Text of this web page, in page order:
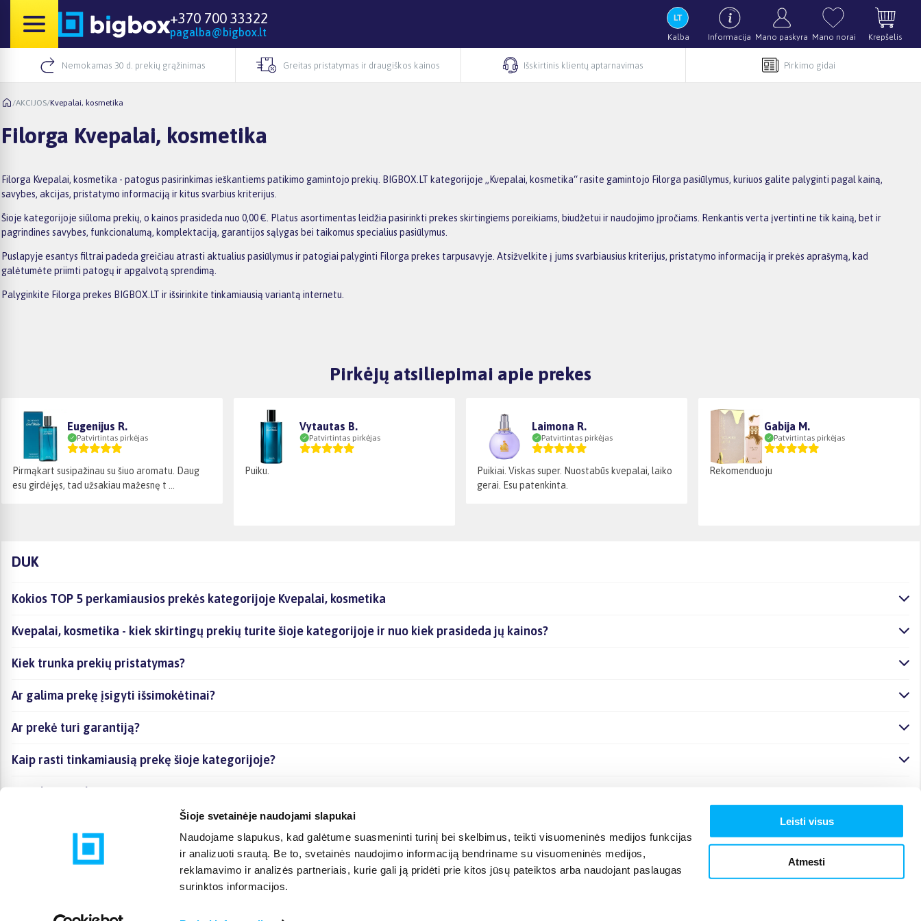
Šioje svetainėje naudojami slapukai
Naudojame slapukus, kad galėtume suasmeninti turinį bei skelbimus, teikti visuomeninės medijos funkcijas
ir analizuoti srautą. Be to, svetainės naudojimo informaciją bendriname su visuomeninės medijos,
reklamavimo ir analizės partneriais, kurie gali ją pridėti prie kitos jūsų pateiktos arba naudojant paslaugas
surinktos informacijos.
Leisti visus
Atmesti
+370 700 33322
pagalba@bigbox.lt Kalba Informacija Mano paskyra Mano norai Krepšelis
Nemokamas 30 d. prekių grąžinimas Greitas pristatymas ir draugiškos kainos Išskirtinis klientų aptarnavimas Pirkimo gidai
/AKCIJOS/Kvepalai, kosmetika
Filorga Kvepalai, kosmetika
Filorga Kvepalai, kosmetika - patogus pasirinkimas ieškantiems patikimo gamintojo prekių. BIGBOX.LT kategorijoje „Kvepalai, kosmetika“ rasite gamintojo Filorga pasiūlymus, kuriuos galite palyginti pagal kainą,
savybes, akcijas, pristatymo informaciją ir kitus svarbius kriterijus.
Šioje kategorijoje siūloma prekių, o kainos prasideda nuo 0,00 €. Platus asortimentas leidžia pasirinkti prekes skirtingiems poreikiams, biudžetui ir naudojimo įpročiams. Renkantis verta įvertinti ne tik kainą, bet ir
pagrindines savybes, funkcionalumą, komplektaciją, garantijos sąlygas bei taikomus specialius pasiūlymus.
Puslapyje esantys filtrai padeda greičiau atrasti aktualius pasiūlymus ir patogiai palyginti Filorga prekes tarpusavyje. Atsižvelkite į jums svarbiausius kriterijus, pristatymo informaciją ir prekės aprašymą, kad
galėtumėte priimti patogų ir apgalvotą sprendimą.
Palyginkite Filorga prekes BIGBOX.LT ir išsirinkite tinkamiausią variantą internetu.
Pirkėjų atsiliepimai apie prekes
Eugenijus R.
Patvirtintas pirkėjas
Pirmąkart susipažinau su šiuo aromatu. Daug
esu girdėjęs, tad užsakiau mažesnę t ...
Vytautas B.
Patvirtintas pirkėjas
Puiku.
Laimona R.
Patvirtintas pirkėjas
Puikiai. Viskas super. Nuostabūs kvepalai, laiko
gerai. Esu patenkinta.
Gabija M.
Patvirtintas pirkėjas
Rekomenduoju
DUK
Kokios TOP 5 perkamiausios prekės kategorijoje Kvepalai, kosmetika
Kvepalai, kosmetika - kiek skirtingų prekių turite šioje kategorijoje ir nuo kiek prasideda jų kainos?
Kiek trunka prekių pristatymas?
Ar galima prekę įsigyti išsimokėtinai?
Ar prekė turi garantiją?
Kaip rasti tinkamiausią prekę šioje kategorijoje?
Ar galima prekę atsiimti vietoje?